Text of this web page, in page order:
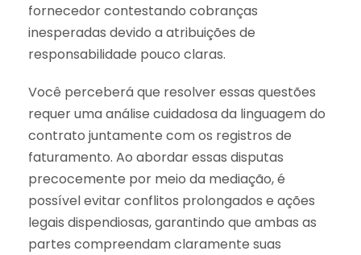
fornecedor contestando cobranças
inesperadas devido a atribuições de
responsabilidade pouco claras.
Você perceberá que resolver essas questões
requer uma análise cuidadosa da linguagem do
contrato juntamente com os registros de
faturamento. Ao abordar essas disputas
precocemente por meio da mediação, é
possível evitar conflitos prolongados e ações
legais dispendiosas, garantindo que ambas as
partes compreendam claramente suas